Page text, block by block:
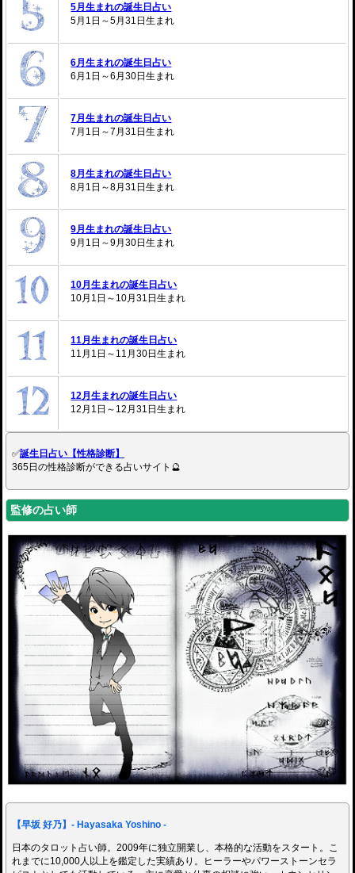
5月生まれの誕生日占い
5月1日～5月31日生まれ
6月生まれの誕生日占い
6月1日～6月30日生まれ
7月生まれの誕生日占い
7月1日～7月31日生まれ
8月生まれの誕生日占い
8月1日～8月31日生まれ
9月生まれの誕生日占い
9月1日～9月30日生まれ
10月生まれの誕生日占い
10月1日～10月31日生まれ
11月生まれの誕生日占い
11月1日～11月30日生まれ
12月生まれの誕生日占い
12月1日～12月31日生まれ
✅誕生日占い【性格診断】
365日の性格診断ができる占いサイト🔮
監修の占い師
【早坂 好乃】- Hayasaka Yoshino -
日本のタロット占い師。2009年に独立開業し、本格的な活動をスタート。こ
れまでに10,000人以上を鑑定した実績あり。ヒーラーやパワーストーンセラ